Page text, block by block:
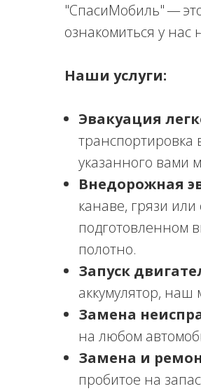
"СпасиМобиль" —
ознакомиться у нас
Наши услуги:
Эвакуация
транспортировка
указанного вами
Внедорожная
канаве, грязи
подготовленном
полотно.
Запуск
аккумулятор, наш
Замена
на любом
Замена и
пробитое на